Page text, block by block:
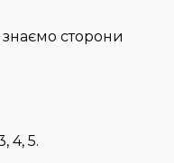
сторони
4, 5.